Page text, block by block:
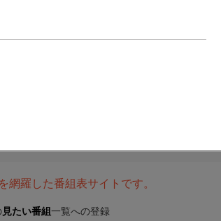
網羅した番組表サイトです。
見たい番組 一覧への登録